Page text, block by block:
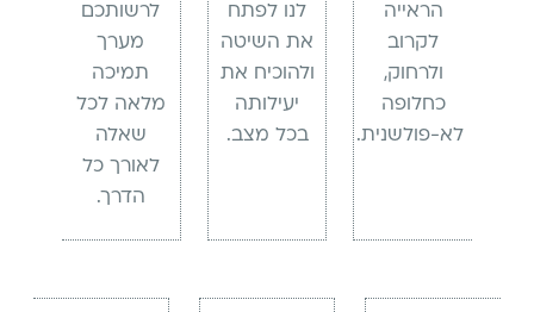
הראייה
לקרוב
ולרחוק,
כחלופה
לא-פולשנית.
לנו לפתח
את השיטה
ולהוכיח את
יעילותה
בכל מצב.
לרשותכם
מערך
תמיכה
מלאה לכל
שאלה
לאורך כל
הדרך.